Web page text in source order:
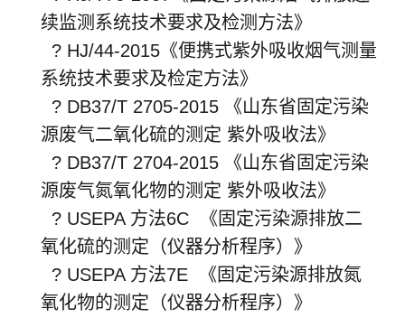
续监测系统技术要求及检测方法》
? HJ/44-2015《便携式紫外吸收烟气测量
系统技术要求及检定方法》
? DB37/T 2705-2015 《山东省固定污染
源废气二氧化硫的测定 紫外吸收法》
? DB37/T 2704-2015 《山东省固定污染
源废气氮氧化物的测定 紫外吸收法》
? USEPA 方法6C 《固定污染源排放二
氧化硫的测定（仪器分析程序）》
? USEPA 方法7E 《固定污染源排放氮
氧化物的测定（仪器分析程序）》